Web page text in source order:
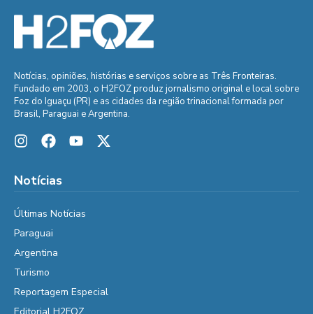
Notícias, opiniões, histórias e serviços sobre as Três Fronteiras.
Fundado em 2003, o H2FOZ produz jornalismo original e local sobre
Foz do Iguaçu (PR) e as cidades da região trinacional formada por
Brasil, Paraguai e Argentina.
Notícias
Últimas Notícias
Paraguai
Argentina
Turismo
Reportagem Especial